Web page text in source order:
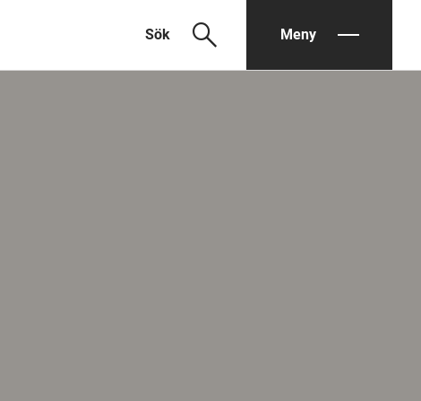
Sök search Meny